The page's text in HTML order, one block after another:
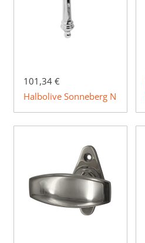
101,34 €
Halbolive Sonneberg N